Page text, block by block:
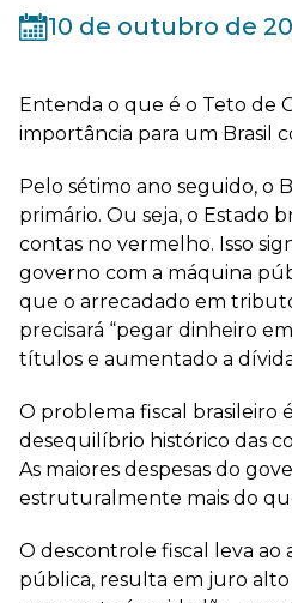
10 de outubro de
Entenda o que é o Teto de
importância para um Brasil
Pelo sétimo ano seguido, o
primário. Ou seja, o Estado
contas no vermelho. Isso
governo com a máquina
que o arrecadado em
precisará “pegar dinheiro
títulos e aumentado a
O problema fiscal brasileiro
desequilíbrio histórico das
As maiores despesas do
estruturalmente mais do
O descontrole fiscal leva ao
pública, resulta em juro